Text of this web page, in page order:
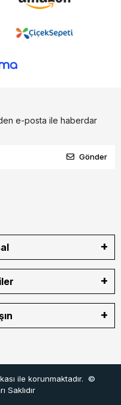
e-posta ile haberdar
Gönder
ile korunmaktadır. ©
Saklıdır